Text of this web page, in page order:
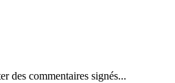
des commentaires signés...